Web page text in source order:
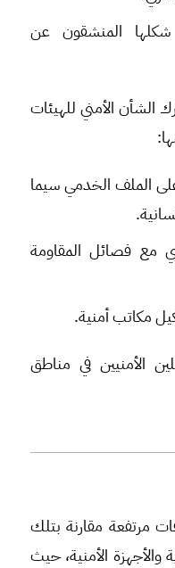
شكلها المنشقون عن
الأمني للهيئات
على الملف الخدمي سيما
مع فصائل المقاومة
مكاتب أمنية.
الأمنيين في مناطق
مرتفعة مقارنة بتلك
الأمنية، حيث